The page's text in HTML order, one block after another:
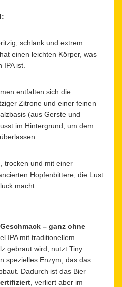
schlank und extrem
einen leichten Körper, was
ist.
entfalten sich die
Zitrone und einer feinen
(aus Gerste und
im Hintergrund, um dem
trocken und mit einer
Hopfenbittere, die Lust
macht.
– ganz ohne
IPA mit traditionellem
gebraut wird, nutzt Tiny
spezielles Enzym, das das
Dadurch ist das Bier
, verliert aber im